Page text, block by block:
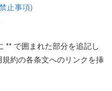
止事項)
** で囲まれた部分を追記し
約の各条文へのリンクを挿